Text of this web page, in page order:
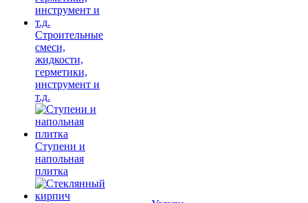
Строительные
смеси,
жидкости,
герметики,
инструмент и
т.д.
Ступени и
напольная
плитка